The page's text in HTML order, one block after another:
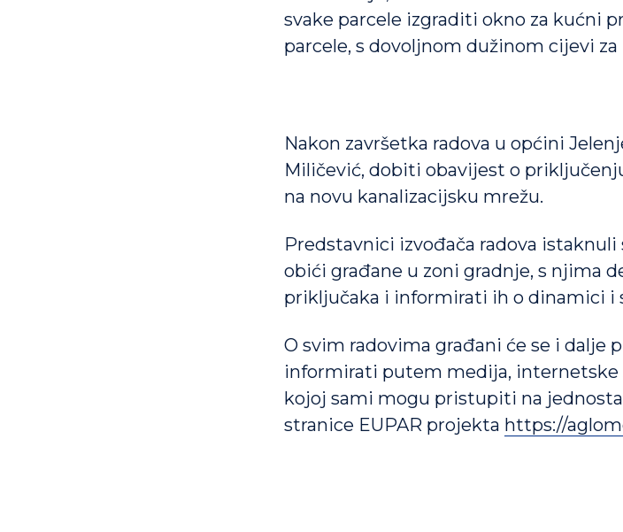
svake parcele izgraditi okno za kućni
parcele, s dovoljnom dužinom cijevi
Nakon završetka radova u općini
Miličević, dobiti obavijest o
na novu kanalizacijsku mrežu.
Predstavnici izvođača radova
obići građane u zoni gradnje, s njima
priključaka i informirati ih o dinamici
O svim radovima građani će se i dalje
informirati putem medija, internetske
kojoj sami mogu pristupiti na
stranice EUPAR projekta https://